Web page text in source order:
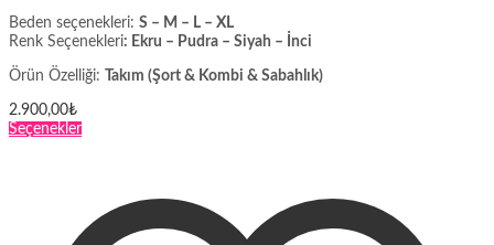
Beden seçenekleri: S – M – L – XL
Renk Seçenekleri: Ekru – Pudra – Siyah – İnci
Örün Özelliği: Takım (Şort & Kombi & Sabahlık)
2.900,00₺
SeçeneklerBu
varyasyonu
var.
Seçenekler